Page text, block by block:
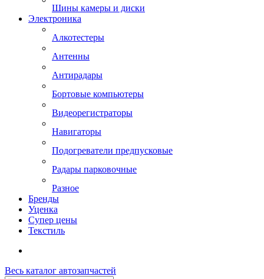
Шины камеры и диски
Электроника
Алкотестеры
Антенны
Антирадары
Бортовые компьютеры
Видеорегистраторы
Навигаторы
Подогреватели предпусковые
Радары парковочные
Разное
Бренды
Уценка
Супер цены
Текстиль
Весь каталог автозапчастей